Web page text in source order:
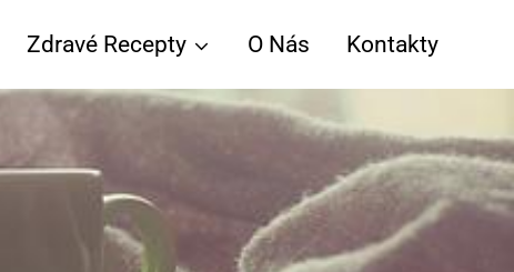
Zdravé Recepty O Nás Kontakty